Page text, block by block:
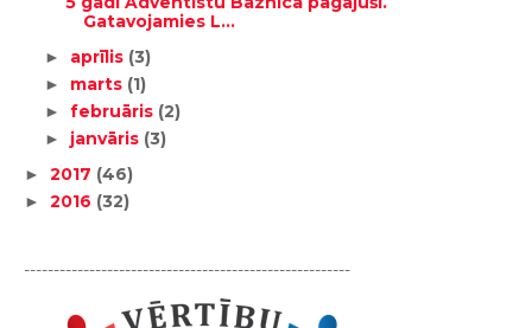
Gatavojamies L...
► aprīlis (3)
► marts (1)
► februāris (2)
► janvāris (3)
► 2017 (46)
► 2016 (32)
-------------------------------------------------------